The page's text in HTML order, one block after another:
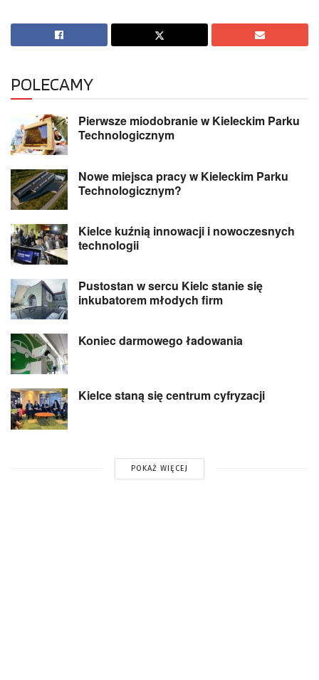
POLECAMY
Pierwsze miodobranie w Kieleckim Parku
Technologicznym
Nowe miejsca pracy w Kieleckim Parku
Technologicznym?
Kielce kuźnią innowacji i nowoczesnych
technologii
Pustostan w sercu Kielc stanie się
inkubatorem młodych firm
Koniec darmowego ładowania
Kielce staną się centrum cyfryzacji
POKAŻ WIĘCEJ